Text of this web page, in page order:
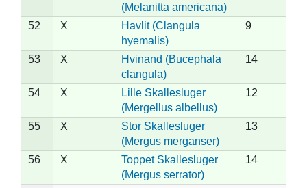
(Melanitta americana)
52 X
Havlit (Clangula
hyemalis)
9
53 X
Hvinand (Bucephala
clangula)
14
54 X
Lille Skallesluger
(Mergellus albellus)
12
55 X
Stor Skallesluger
(Mergus merganser)
13
56 X
Toppet Skallesluger
(Mergus serrator)
14